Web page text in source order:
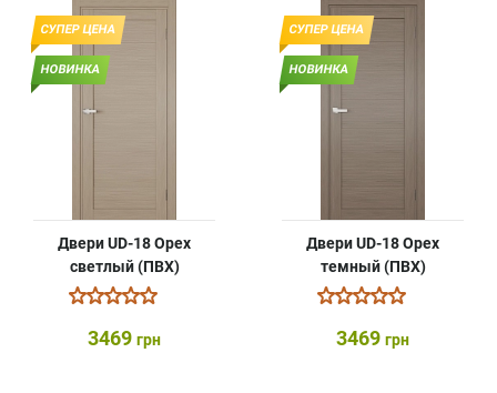
СУПЕР ЦЕНА
НОВИНКА
Двери UD-18 Орех
светлый (ПВХ)
3469 грн
СУПЕР ЦЕНА
НОВИНКА
Двери UD-18 Орех
темный (ПВХ)
3469 грн